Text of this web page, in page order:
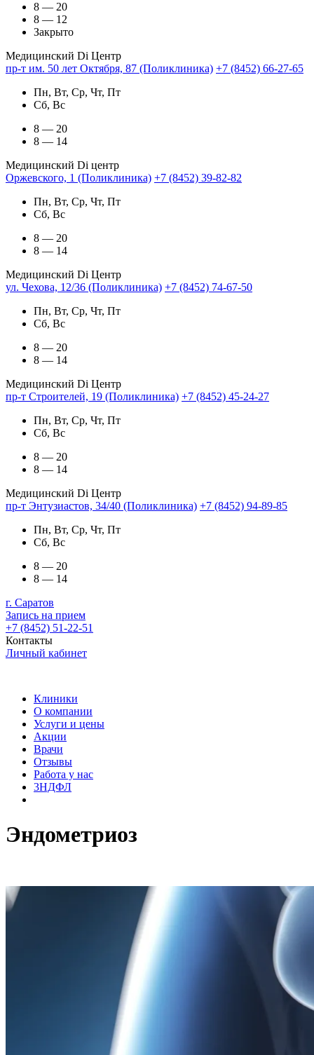
8 — 20
8 — 12
Закрыто
Медицинский Di Центр
пр-т им. 50 лет Октября, 87 (Поликлиника) +7 (8452) 66-27-65
Пн, Вт, Ср, Чт, Пт
Сб, Вс
8 — 20
8 — 14
Медицинский Di центр
Оржевского, 1 (Поликлиника) +7 (8452) 39-82-82
Пн, Вт, Ср, Чт, Пт
Сб, Вс
8 — 20
8 — 14
Медицинский Di Центр
ул. Чехова, 12/36 (Поликлиника) +7 (8452) 74-67-50
Пн, Вт, Ср, Чт, Пт
Сб, Вс
8 — 20
8 — 14
Медицинский Di Центр
пр-т Строителей, 19 (Поликлиника) +7 (8452) 45-24-27
Пн, Вт, Ср, Чт, Пт
Сб, Вс
8 — 20
8 — 14
Медицинский Di Центр
пр-т Энтузиастов, 34/40 (Поликлиника) +7 (8452) 94-89-85
Пн, Вт, Ср, Чт, Пт
Сб, Вс
8 — 20
8 — 14
г. Саратов
Запись на прием
+7 (8452) 51-22-51
Контакты
Личный кабинет
Клиники
О компании
Услуги и цены
Акции
Врачи
Отзывы
Работа у нас
3НДФЛ
Эндометриоз